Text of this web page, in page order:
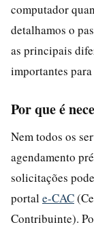
computador
detalhamos o
as principais
importantes
Por que é
Nem todos os
agendamento
solicitações
portal e-CAC
Contribuinte).